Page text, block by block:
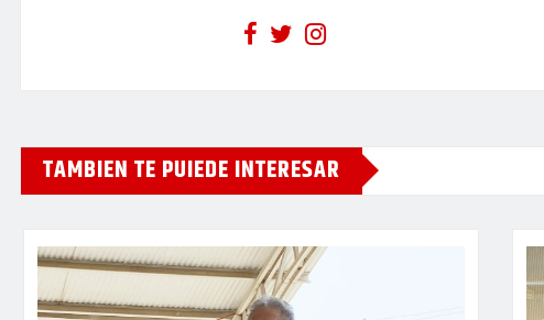
TAMBIEN TE PUIEDE INTERESAR